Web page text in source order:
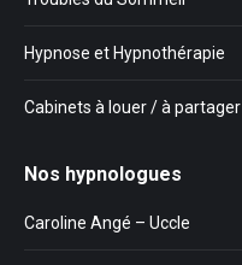
Hypnose et Hypnothérapie
Cabinets à louer / à partager
Nos hypnologues
Caroline Angé – Uccle